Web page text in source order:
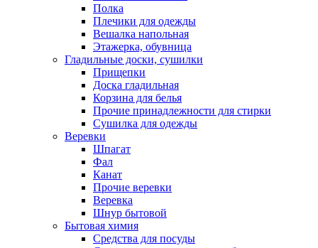
Полка
Плечики для одежды
Вешалка напольная
Этажерка, обувница
Гладильные доски, сушилки
Прищепки
Доска гладильная
Корзина для белья
Прочие принадлежности для стирки
Сушилка для одежды
Веревки
Шпагат
Фал
Канат
Прочие веревки
Веревка
Шнур бытовой
Бытовая химия
Средства для посуды